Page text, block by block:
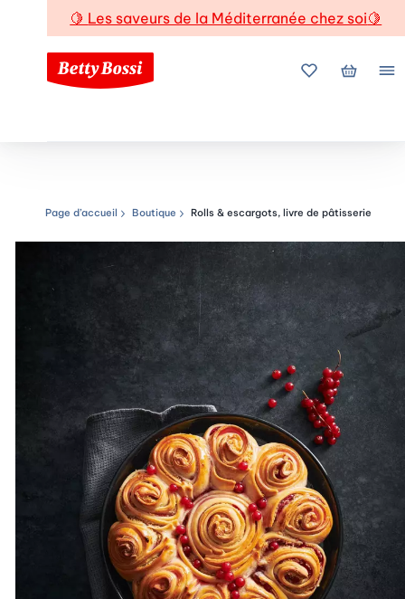
🍋 Les saveurs de la Méditerranée chez soi🍋
Mes favoris
Mon
Chemin de navigation
Page d’accueil Boutique Rolls & escargots, livre de pâtisserie